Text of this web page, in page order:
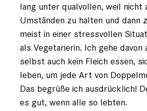
lang unter qualvollen, weil
Umständen zu halten und dann
meist in einer stressvollen
als Vegetarierin. Ich gehe davon
selbst auch kein Fleich essen,
leben, um jede Art von
Das begrüße ich ausdrücklich!
es gut, wenn alle so lebten.